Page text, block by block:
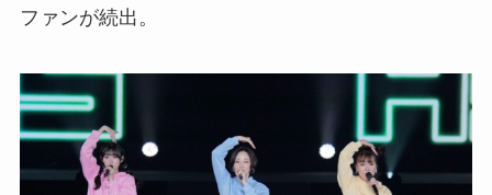
ファンが続出。